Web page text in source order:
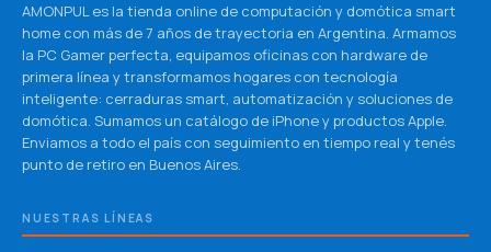
AMONPUL es la tienda online de computación y domótica smart
home con más de 7 años de trayectoria en Argentina. Armamos
la PC Gamer perfecta, equipamos oficinas con hardware de
primera línea y transformamos hogares con tecnología
inteligente: cerraduras smart, automatización y soluciones de
domótica. Sumamos un catálogo de iPhone y productos Apple.
Enviamos a todo el país con seguimiento en tiempo real y tenés
punto de retiro en Buenos Aires.
NUESTRAS LÍNEAS